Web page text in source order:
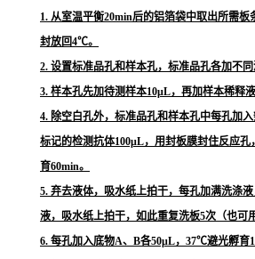
1. 从室温平衡20min后的铝箔袋中取出所需
封放回4℃。
2. 设置标准品孔和样本孔，标准品孔各加不同
3. 样本孔先加待测样本10μL，再加样本稀释
4. 除空白孔外，标准品孔和样本孔中每孔加入
标记的检测抗体100μL，用封板膜封住反应
育60min。
5. 弃去液体，吸水纸上拍干，每孔加满洗涤
液，吸水纸上拍干，如此重复洗板5次（也可
6. 每孔加入底物A、B各50μL，37℃避光孵育